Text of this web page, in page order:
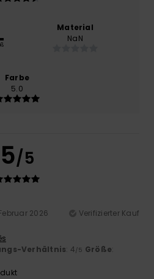
Material
NaN
Farbe
5.0
5/5
2026
Verifizierter Kauf
Verhältnis: 4/5 Größe: